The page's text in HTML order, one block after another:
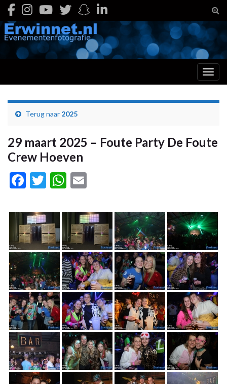
Terug naar 2025
29 maart 2025 – Foute Party De Foute
Crew Hoeven
Facebook
TwitterWhatsApp